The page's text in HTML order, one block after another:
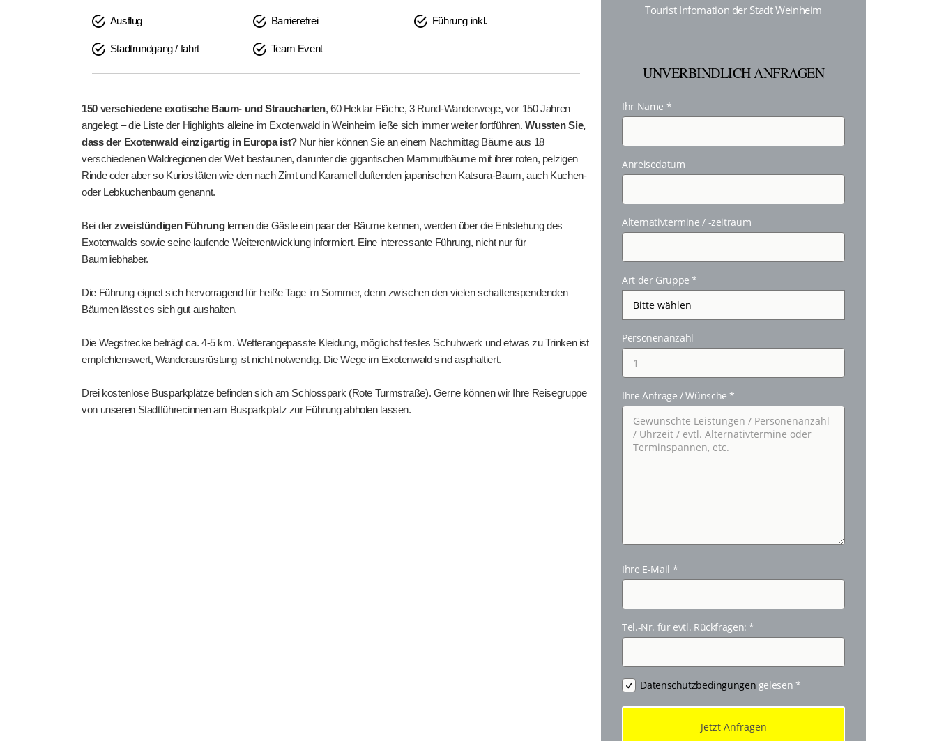
Ausflug Barrierefrei Führung inkl.
Stadtrundgang / fahrt Team Event
150 verschiedene exotische Baum- und Straucharten, 60 Hektar Fläche, 3 Rund-Wanderwege, vor 150 Jahren
angelegt – die Liste der Highlights alleine im Exotenwald in Weinheim ließe sich immer weiter fortführen.Wussten Sie,
dass der Exotenwald einzigartig in Europa ist?Nur hier können Sie an einem Nachmittag Bäume aus 18
verschiedenen Waldregionen der Welt bestaunen, darunter die gigantischen Mammutbäume mit ihrer roten, pelzigen
Rinde oder aber so Kuriositäten wie den nach Zimt und Karamell duftenden japanischen Katsura-Baum, auch Kuchen-
oder Lebkuchenbaum genannt.
Bei derzweistündigen Führunglernen die Gäste ein paar der Bäume kennen, werden über die Entstehung des
Exotenwalds sowie seine laufende Weiterentwicklung informiert. Eine interessante Führung, nicht nur für
Baumliebhaber.
Die Führung eignet sich hervorragend für heiße Tage im Sommer, denn zwischen den vielen schattenspendenden
Bäumen lässt es sich gut aushalten.
Die Wegstrecke beträgt ca. 4-5 km. Wetterangepasste Kleidung, möglichst festes Schuhwerk und etwas zu Trinken ist
empfehlenswert, Wanderausrüstung ist nicht notwendig. Die Wege im Exotenwald sind asphaltiert.
Drei kostenlose Busparkplätze befinden sich am Schlosspark (Rote Turmstraße). Gerne können wir Ihre Reisegruppe
von unseren Stadtführer:innen am Busparkplatz zur Führung abholen lassen.
Tourist Infomation der Stadt Weinheim
UNVERBINDLICH ANFRAGEN
Ihr Name *
Anreisedatum
Alternativtermine / -zeitraum
Art der Gruppe*
Personenanzahl
Ihre Anfrage / Wünsche*
Ihre E-Mail *
Tel.-Nr. für evtl. Rückfragen:*
Datenschutzbedingungen gelesen *